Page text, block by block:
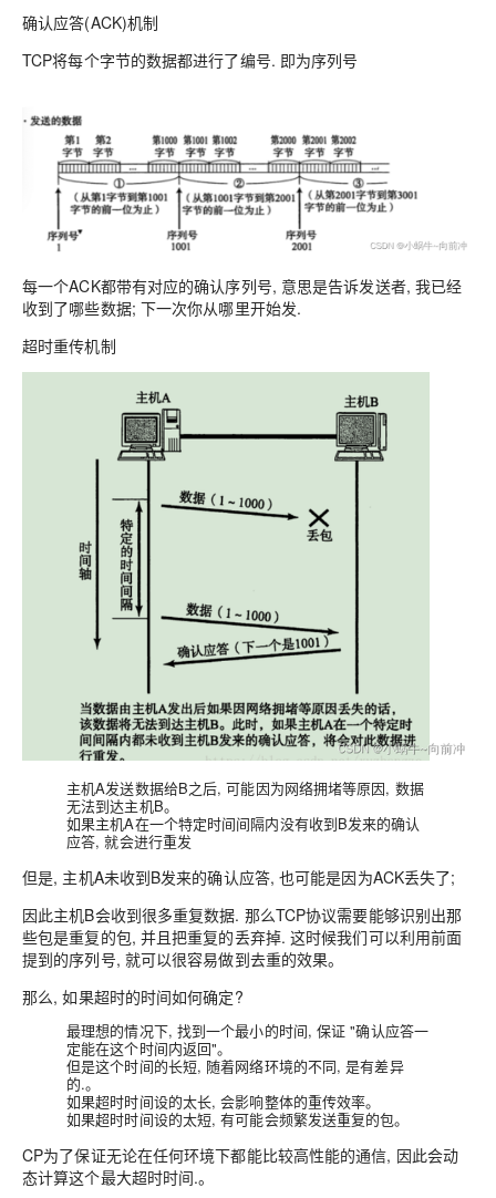
确认应答(ACK)机制
TCP将每个字节的数据都进行了编号. 即为序列号
每一个ACK都带有对应的确认序列号, 意思是告诉发送者, 我已经
收到了哪些数据; 下一次你从哪里开始发.
超时重传机制
主机A发送数据给B之后, 可能因为网络拥堵等原因, 数据
无法到达主机B。
如果主机A在一个特定时间间隔内没有收到B发来的确认
应答, 就会进行重发
但是, 主机A未收到B发来的确认应答, 也可能是因为ACK丢失了;
因此主机B会收到很多重复数据. 那么TCP协议需要能够识别出那
些包是重复的包, 并且把重复的丢弃掉. 这时候我们可以利用前面
提到的序列号, 就可以很容易做到去重的效果。
那么, 如果超时的时间如何确定?
最理想的情况下, 找到一个最小的时间, 保证 "确认应答一
定能在这个时间内返回"。
但是这个时间的长短, 随着网络环境的不同, 是有差异
的.。
如果超时时间设的太长, 会影响整体的重传效率。
如果超时时间设的太短, 有可能会频繁发送重复的包。
CP为了保证无论在任何环境下都能比较高性能的通信, 因此会动
态计算这个最大超时时间.。